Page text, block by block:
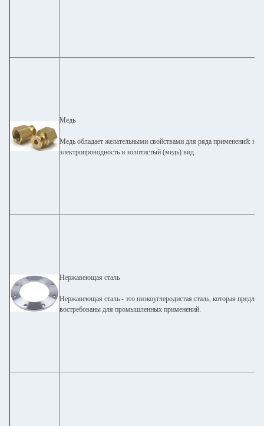
Медь
Медь обладает желательными свойствами для ряда применений:
электропроводность и золотистый (медь) вид.
Нержавеющая сталь
Нержавеющая сталь - это низкоуглеродистая сталь, которая
востребованы для промышленных применений.